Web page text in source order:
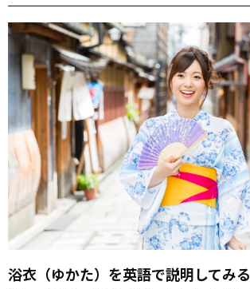
浴衣（ゆかた）を英語で説明してみる